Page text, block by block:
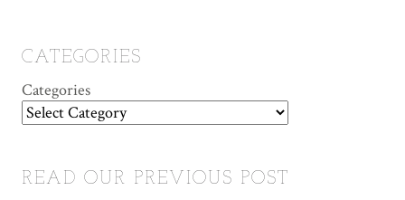
CATEGORIES
Categories
READ OUR PREVIOUS POST